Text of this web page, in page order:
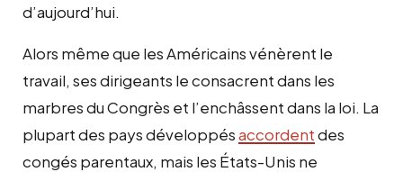
d’aujourd’hui.
Alors même que les Américains vénèrent le
travail, ses dirigeants le consacrent dans les
marbres du Congrès et l’enchâssent dans la loi. La
plupart des pays développésaccordentdes
congés parentaux, mais les États-Unis ne